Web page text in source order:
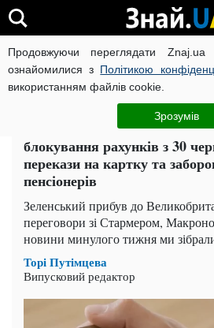
Продовжуючи переглядати
ознайомилися з Політикою
використанням файлів cookie.
Зрозумів
ВІЙНА РОСІЇ ПРОТИ УКРАЇНИ
Найважливіші новини за
блокування рахунків з 30
перекази на картку та
пенсіонерів
Зеленський прибув до
переговори зі Стармером,
новини минулого тижня ми
Торі Путімцева
Випусковий редактор